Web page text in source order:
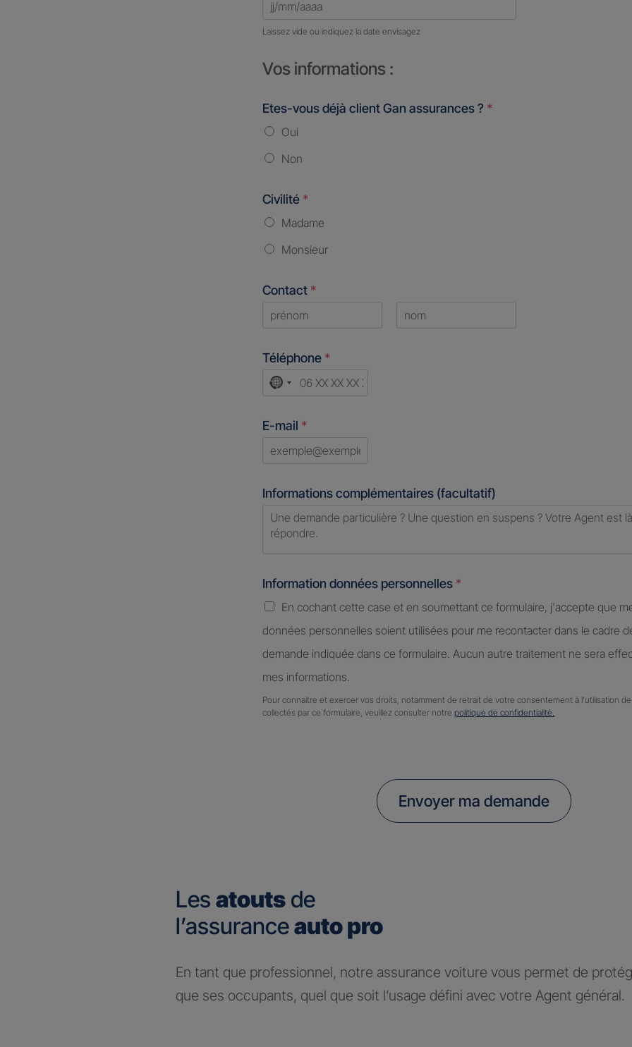
Laissez vide ou indiquez la date envisagez
Vos informations :
Etes-vous déjà client Gan assurances ? *
Oui
Non
Civilité *
Madame
Monsieur
Contact *
Téléphone *
No
selected
E-mail *
Informations complémentaires (facultatif)
Information données personnelles *
En cochant cette case et en soumettant ce formulaire, j'accepte que
données personnelles soient utilisées pour me recontacter dans le cadre
demande indiquée dans ce formulaire. Aucun autre traitement ne sera
mes informations.
Pour connaitre et exercer vos droits, notamment de retrait de votre consentement à l'utilisation
collectés par ce formulaire, veuillez consulter notre politique de confidentialité.
Envoyer ma demande
Les atoutsde
l’assuranceauto pro
En tant que professionnel, notre assurance voiture vous permet de
que ses occupants, quel que soit l’usage défini avec votre Agent général.